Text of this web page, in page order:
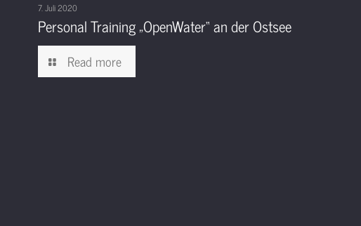
7. Juli 2020
Personal Training „OpenWater“ an der Ostsee
Read more